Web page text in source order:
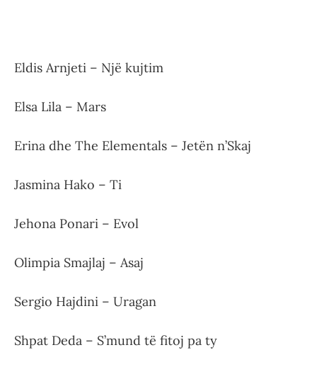
Eldis Arnjeti – Një kujtim
Elsa Lila – Mars
Erina dhe The Elementals – Jetën n’Skaj
Jasmina Hako – Ti
Jehona Ponari – Evol
Olimpia Smajlaj – Asaj
Sergio Hajdini – Uragan
Shpat Deda – S’mund të fitoj pa ty